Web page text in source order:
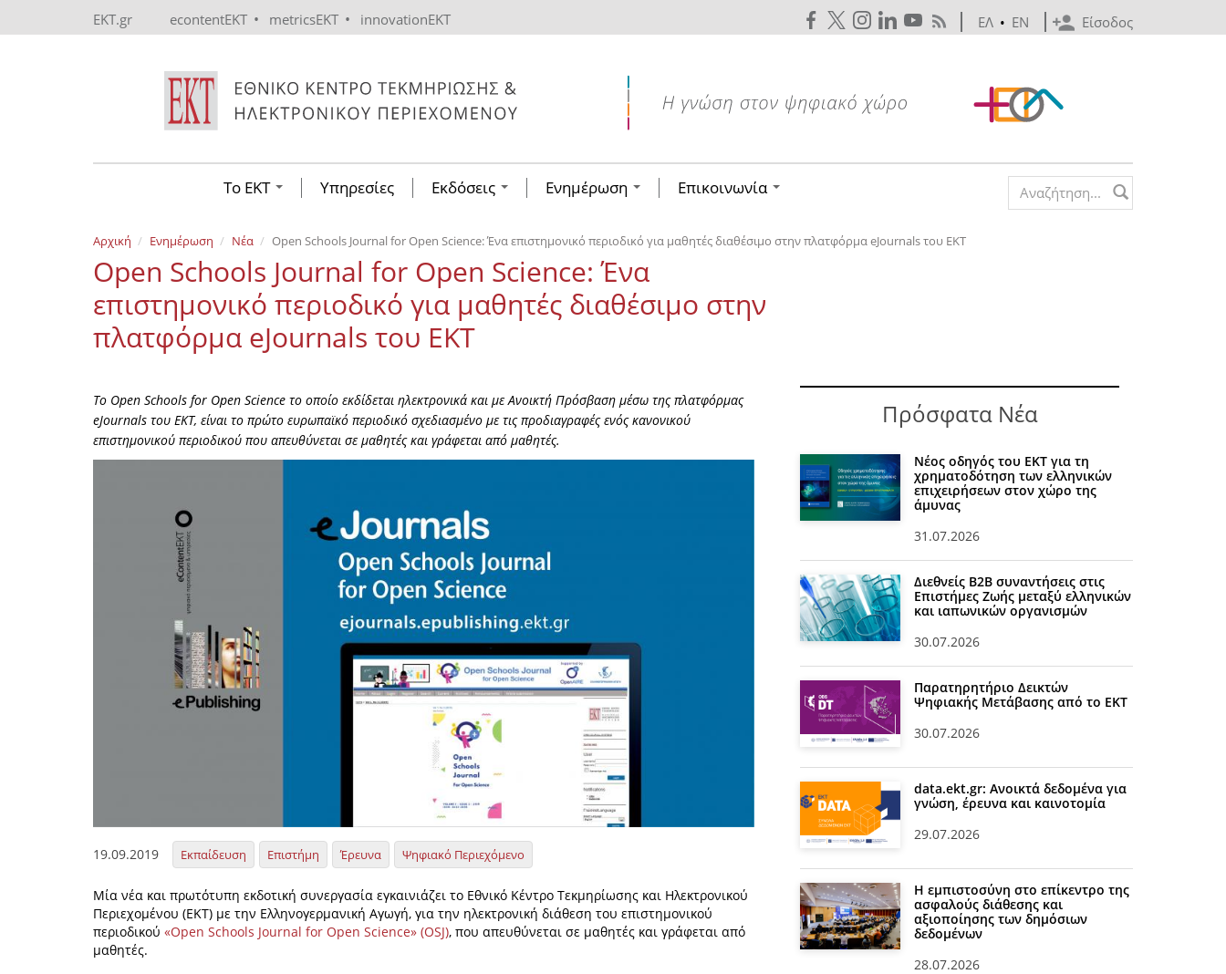
EKT.gr econtentEKT • metricsEKT • innovationEKT Είσοδος
ΕΛ • EN
Το ΕΚΤ Υπηρεσίες Εκδόσεις Ενημέρωση Επικοινωνία Search form
Αρχική Ενημέρωση Νέα Open Schools Journal for Open Science: Ένα επιστημονικό περιοδικό για μαθητές διαθέσιμο στην πλατφόρμα eJournals του ΕΚΤ
Open Schools Journal for Open Science: Ένα
επιστημονικό περιοδικό για μαθητές διαθέσιμο στην
πλατφόρμα eJournals του ΕΚΤ
Το Open Schools for Open Science το οποίο εκδίδεται ηλεκτρονικά και με Ανοικτή Πρόσβαση μέσω της πλατφόρμας
eJournals του ΕΚΤ, είναι το πρώτο ευρωπαϊκό περιοδικό σχεδιασμένο με τις προδιαγραφές ενός κανονικού
επιστημονικού περιοδικού που απευθύνεται σε μαθητές και γράφεται από μαθητές.
19.09.2019 Εκπαίδευση Επιστήμη Έρευνα Ψηφιακό Περιεχόμενο
Μία νέα και πρωτότυπη εκδοτική συνεργασία εγκαινιάζει το Εθνικό Κέντρο Τεκμηρίωσης και Ηλεκτρονικού
Περιεχομένου (ΕΚΤ) με την Ελληνογερμανική Αγωγή, για την ηλεκτρονική διάθεση του επιστημονικού
περιοδικού «Open Schools Journal for Open Science» (OSJ), που απευθύνεται σε μαθητές και γράφεται από
μαθητές.
Πρόσφατα Νέα
Νέος οδηγός του ΕΚΤ για τη
χρηματοδότηση των ελληνικών
επιχειρήσεων στον χώρο της
άμυνας
31.07.2026
Διεθνείς Β2Β συναντήσεις στις
Επιστήμες Ζωής μεταξύ ελληνικών
και ιαπωνικών οργανισμών
30.07.2026
Παρατηρητήριο Δεικτών
Ψηφιακής Μετάβασης από το ΕΚΤ
30.07.2026
data.ekt.gr: Ανοικτά δεδομένα για
γνώση, έρευνα και καινοτομία
29.07.2026
Η εμπιστοσύνη στο επίκεντρο της
ασφαλούς διάθεσης και
αξιοποίησης των δημόσιων
δεδομένων
28.07.2026